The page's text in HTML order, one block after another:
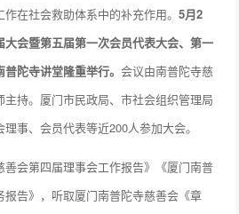
作在社会救助体系中的补充作用。5月2
大会暨第五届第一次会员代表大会、第一
普陀寺讲堂隆重举行。会议由南普陀寺慈
持。厦门市民政局、市社会组织管理局
事、会员代表等近200人参加大会。
会第四届理事会工作报告》《厦门南普
告》，听取厦门南普陀寺慈善会《章